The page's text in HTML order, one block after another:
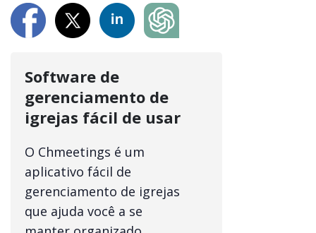
Software de
gerenciamento de
igrejas fácil de usar
O Chmeetings é um
aplicativo fácil de
gerenciamento de igrejas
que ajuda você a se